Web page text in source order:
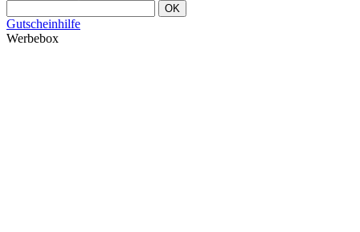
OK
Gutscheinhilfe
Werbebox